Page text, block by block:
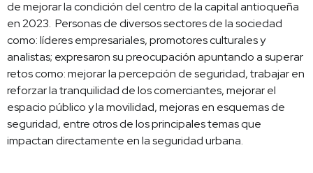
de mejorar la condición del centro de la capital antioqueña
en 2023. Personas de diversos sectores de la sociedad
como: líderes empresariales, promotores culturales y
analistas; expresaron su preocupación apuntando a superar
retos como: mejorar la percepción de seguridad, trabajar en
reforzar la tranquilidad de los comerciantes, mejorar el
espacio público y la movilidad, mejoras en esquemas de
seguridad, entre otros de los principales temas que
impactan directamente en la seguridad urbana.